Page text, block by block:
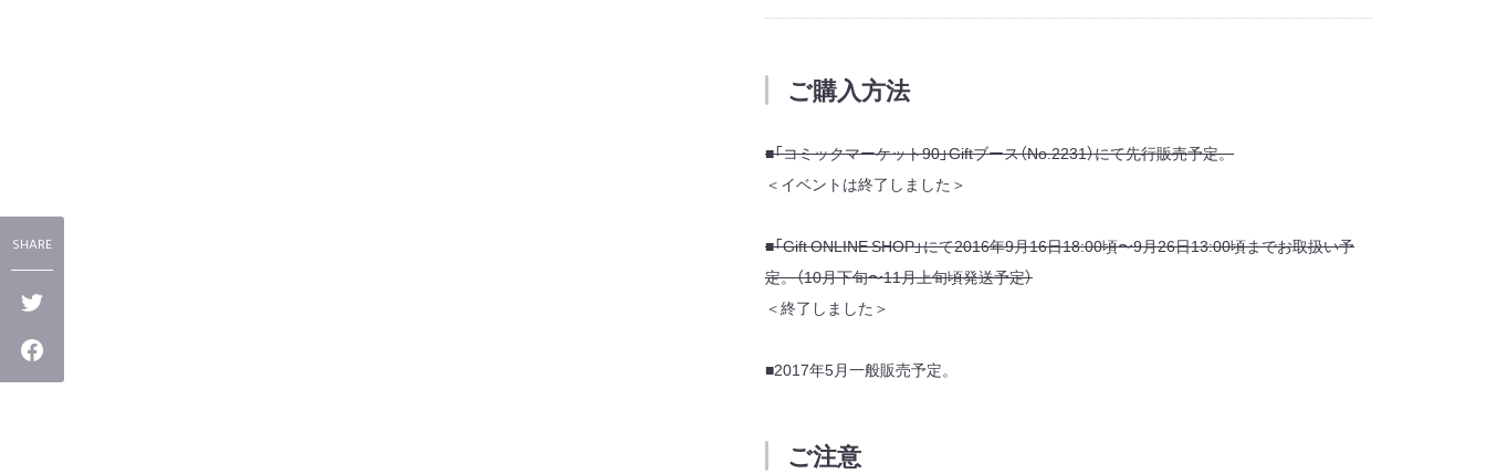
SHARE
ご購入方法
■「コミックマーケット90」Giftブース（No.2231）にて先行販売予定。
＜イベントは終了しました＞
■「Gift ONLINE SHOP」にて2016年9月16日18:00頃〜9月26日13:00頃までお取扱い予
定。（10月下旬〜11月上旬頃発送予定）
＜終了しました＞
■2017年5月一般販売予定。
ご注意